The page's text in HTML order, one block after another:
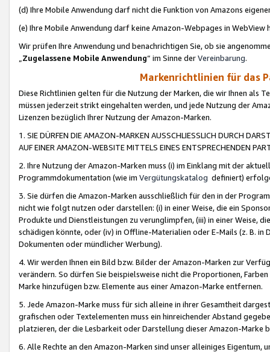
(d) Ihre Mobile Anwendung darf nicht die Funktion von Amazons
(e) Ihre Mobile Anwendung darf keine Amazon-Webpages in WebView
Wir prüfen Ihre Anwendung und benachrichtigen Sie, ob sie
„Zugelassene Mobile Anwendung“ im Sinne derVereinbarung.
Markenrichtlinien für das
Diese Richtlinien gelten für die Nutzung der Marken, die wir Ihnen als
müssen jederzeit strikt eingehalten werden, und jede Nutzung der
Lizenzen bezüglich Ihrer Nutzung der Amazon-Marken.
1. SIE DÜRFEN DIE AMAZON-MARKEN AUSSCHLIESSLICH DURCH
AUF EINER AMAZON-WEBSITE MITTELS EINES ENTSPRECHENDEN
2. Ihre Nutzung der Amazon-Marken muss (i) im Einklang mit der
Programmdokumentation (wie im Vergütungskatalog definiert)
3. Sie dürfen die Amazon-Marken ausschließlich für den in der
nicht wie folgt nutzen oder darstellen: (i) in einer Weise, die ein
Produkte und Dienstleistungen zu verunglimpfen, (iii) in einer Weise,
schädigen könnte, oder (iv) in Offline-Materialien oder E-Mails (z. B. in
Dokumenten oder mündlicher Werbung).
4. Wir werden Ihnen ein Bild bzw. Bilder der Amazon-Marken zur
verändern. So dürfen Sie beispielsweise nicht die Proportionen,
Marke hinzufügen bzw. Elemente aus einer Amazon-Marke entfernen.
5. Jede Amazon-Marke muss für sich alleine in ihrer Gesamtheit
grafischen oder Textelementen muss ein hinreichender Abstand
platzieren, der die Lesbarkeit oder Darstellung dieser Amazon-Marke
6. Alle Rechte an den Amazon-Marken sind unser alleiniges